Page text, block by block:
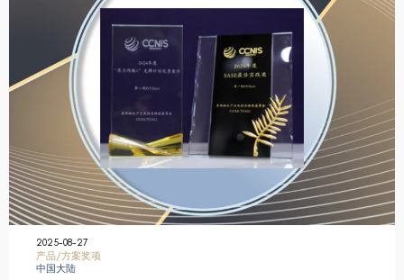
2025-08-27
产品/方案奖项
中国大陆